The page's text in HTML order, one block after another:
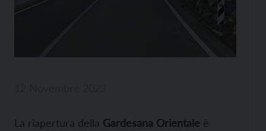
La riapertura della Gardesana Orientale è